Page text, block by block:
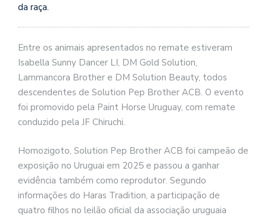
da raça.
Entre os animais apresentados no remate estiveram
Isabella Sunny Dancer LI, DM Gold Solution,
Lammancora Brother e DM Solution Beauty, todos
descendentes de Solution Pep Brother ACB. O evento
foi promovido pela Paint Horse Uruguay, com remate
conduzido pela JF Chiruchi.
Homozigoto, Solution Pep Brother ACB foi campeão de
exposição no Uruguai em 2025 e passou a ganhar
evidência também como reprodutor. Segundo
informações do Haras Tradition, a participação de
quatro filhos no leilão oficial da associação uruguaia